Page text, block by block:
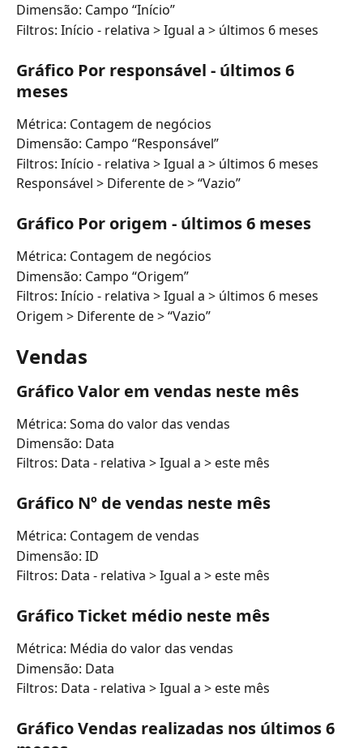
Dimensão: Campo “Início”
Filtros: Início - relativa > Igual a > últimos 6 meses
Gráfico Por responsável - últimos 6
meses
Métrica: Contagem de negócios
Dimensão: Campo “Responsável”
Filtros: Início - relativa > Igual a > últimos 6 meses
Responsável > Diferente de > “Vazio”
Gráfico Por origem - últimos 6 meses
Métrica: Contagem de negócios
Dimensão: Campo “Origem”
Filtros: Início - relativa > Igual a > últimos 6 meses
Origem > Diferente de > “Vazio”
Vendas
Gráfico Valor em vendas neste mês
Métrica: Soma do valor das vendas
Dimensão: Data
Filtros: Data - relativa > Igual a > este mês
Gráfico Nº de vendas neste mês
Métrica: Contagem de vendas
Dimensão: ID
Filtros: Data - relativa > Igual a > este mês
Gráfico Ticket médio neste mês
Métrica: Média do valor das vendas
Dimensão: Data
Filtros: Data - relativa > Igual a > este mês
Gráfico Vendas realizadas nos últimos 6